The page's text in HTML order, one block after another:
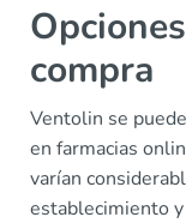
compra
Ventolin se
en farmacias
varían
establecimiento